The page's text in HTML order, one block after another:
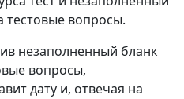
тестовые вопросы.
незаполненный бланк
вопросы,
дату и, отвечая на